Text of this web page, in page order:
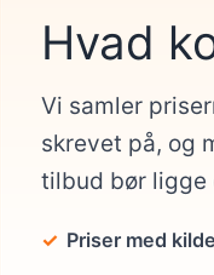
Hvad
Vi samler
skrevet på, og
tilbud bør ligge
Priser med